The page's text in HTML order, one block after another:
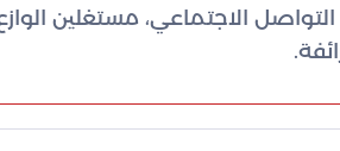
الاجتماعي، مستغلين